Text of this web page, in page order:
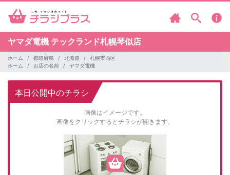
ヤマダ電機 テックランド札幌琴似店
ホーム 都道府県 北海道
札幌市西区
ホーム
お店の名前 ヤマダ電機
本日公開中のチラシ
画像はイメージです。
画像をクリックするとチラシが開きます。